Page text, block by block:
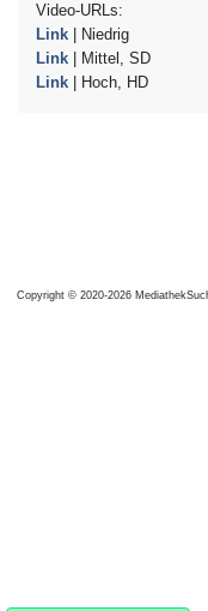
Video-URLs:
Link | Niedrig
Link | Mittel, SD
Link | Hoch, HD
Copyright © 2020-2026